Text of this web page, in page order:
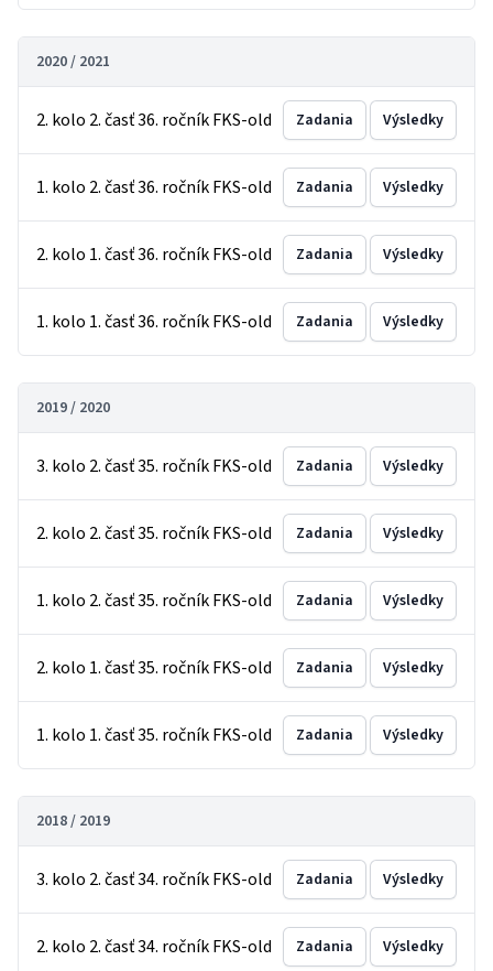
2020 / 2021
2. kolo 2. časť 36. ročník FKS-old Zadania Výsledky
1. kolo 2. časť 36. ročník FKS-old Zadania Výsledky
2. kolo 1. časť 36. ročník FKS-old Zadania Výsledky
1. kolo 1. časť 36. ročník FKS-old Zadania Výsledky
2019 / 2020
3. kolo 2. časť 35. ročník FKS-old Zadania Výsledky
2. kolo 2. časť 35. ročník FKS-old Zadania Výsledky
1. kolo 2. časť 35. ročník FKS-old Zadania Výsledky
2. kolo 1. časť 35. ročník FKS-old Zadania Výsledky
1. kolo 1. časť 35. ročník FKS-old Zadania Výsledky
2018 / 2019
3. kolo 2. časť 34. ročník FKS-old Zadania Výsledky
2. kolo 2. časť 34. ročník FKS-old Zadania Výsledky